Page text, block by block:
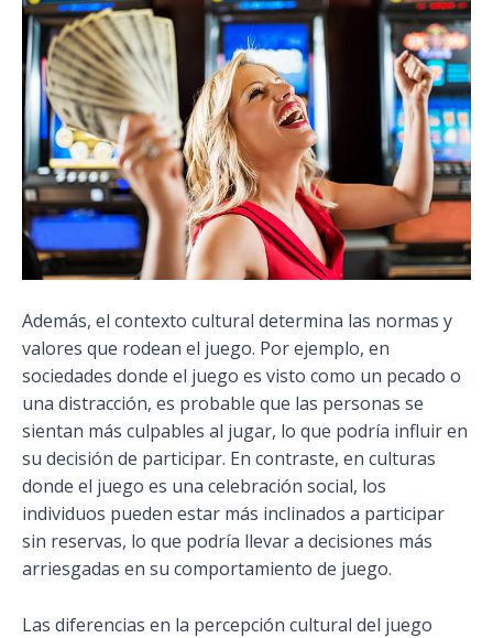
Además, el contexto cultural determina las normas y
valores que rodean el juego. Por ejemplo, en
sociedades donde el juego es visto como un pecado o
una distracción, es probable que las personas se
sientan más culpables al jugar, lo que podría influir en
su decisión de participar. En contraste, en culturas
donde el juego es una celebración social, los
individuos pueden estar más inclinados a participar
sin reservas, lo que podría llevar a decisiones más
arriesgadas en su comportamiento de juego.
Las diferencias en la percepción cultural del juego